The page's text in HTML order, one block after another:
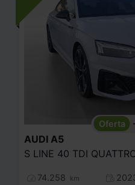
AUDI A5
74.258 km